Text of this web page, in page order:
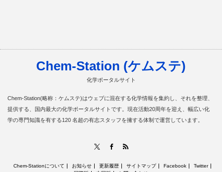
Chem-Station (ケムステ)
化学ポータルサイト
Chem-Station(略称：ケムステ)はウェブに混在する化学情報を集約し、それを整理、
提供する、国内最大の化学ポータルサイトです。現在活動20周年を迎え、幅広い化
学の専門知識を有する120 名超の有志スタッフを擁する体制で運営しています。
Facebook
Chem-Stationについて お知らせ 更新履歴 サイトマップ Facebook
Twitter